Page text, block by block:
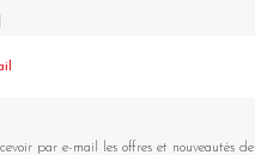
par e-mail les offres et nouveautés